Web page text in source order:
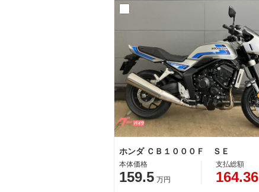
ホンダ ＣＢ１０００Ｆ ＳＥ
本体価格
159.5 万円
支払総額
164.36